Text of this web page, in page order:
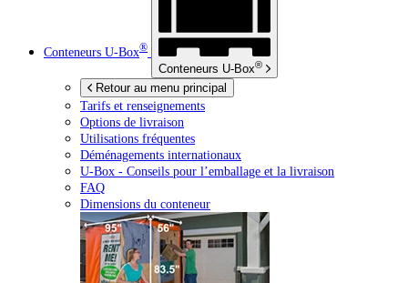
Conteneurs U-Box®
Conteneurs U-Box®
Retour au menu principal
Tarifs et renseignements
Options de livraison
Utilisations fréquentes
Déménagements internationaux
U-Box - Conseils pour l’emballage et la livraison
FAQ
Dimensions du conteneur